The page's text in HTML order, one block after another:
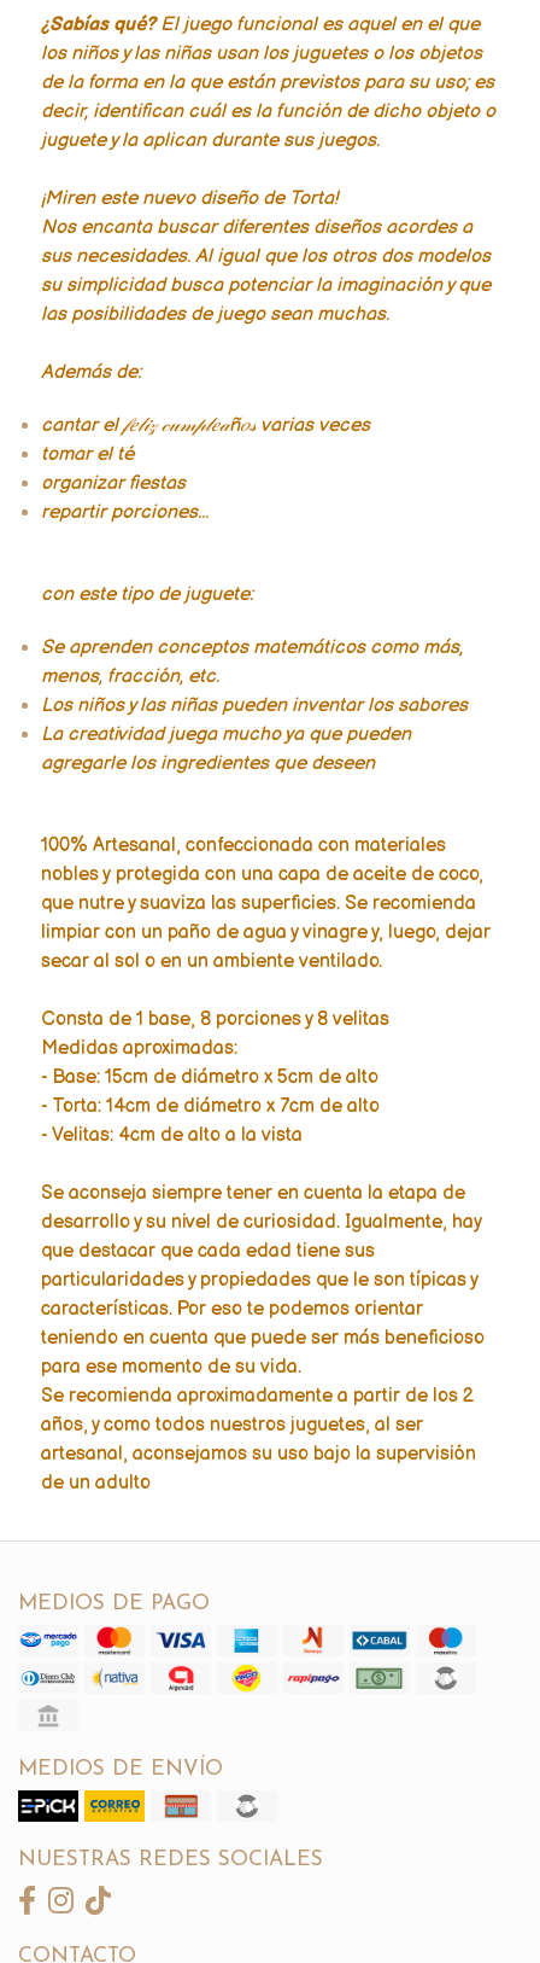
¿Sabías qué?El juego funcional es aquel en el que
los niños y las niñas usan los juguetes o los objetos
de la forma en la que están previstos para su uso; es
decir, identifican cuál es la función de dicho objeto o
juguete y la aplican durante sus juegos.
¡Miren este nuevo diseño de Torta!
Nos encanta buscar diferentes diseños acordes a
sus necesidades. Al igual que los otros dos modelos
su simplicidad busca potenciar la imaginación y que
las posibilidades de juego sean muchas.
Además de:
cantar el 𝒻𝑒𝓁𝒾𝓏 𝒸𝓊𝓂𝓅𝓁𝑒𝒶ñ𝑜𝓈 varias veces
tomar el té
organizar fiestas
repartir porciones...
con este tipo de juguete:
Se aprenden conceptos matemáticos como más,
menos, fracción, etc.
Los niños y las niñas pueden inventar los sabores
La creatividad juega mucho ya que pueden
agregarle los ingredientes que deseen
100% Artesanal, confeccionada con materiales
nobles y protegida con una capa de aceite de coco,
que nutre y suaviza las superficies. Se recomienda
limpiar con un paño de agua y vinagre y, luego, dejar
secar al sol o en un ambiente ventilado.
Consta de 1 base, 8 porciones y 8 velitas
Medidas aproximadas:
- Base: 15cm de diámetro x 5cm de alto
- Torta: 14cm de diámetro x 7cm de alto
- Velitas: 4cm de alto a la vista
Se aconseja siempre tener en cuenta la etapa de
desarrollo y su nivel de curiosidad. Igualmente, hay
que destacar que cada edad tiene sus
particularidades y propiedades que le son típicas y
características. Por eso te podemos orientar
teniendo en cuenta que puede ser más beneficioso
para ese momento de su vida.
Se recomienda aproximadamente a partir de los 2
años, y como todos nuestros juguetes, al ser
artesanal, aconsejamos su uso bajo la supervisión
de un adulto
MEDIOS DE PAGO
MEDIOS DE ENVÍO
NUESTRAS REDES SOCIALES
CONTACTO